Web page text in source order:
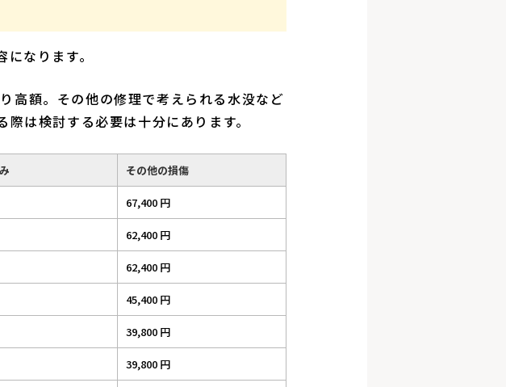
なります。
額。その他の修理で考えられる水没など
は検討する必要は十分にあります。
その他の損傷
67,400 円
62,400 円
62,400 円
45,400 円
39,800 円
39,800 円